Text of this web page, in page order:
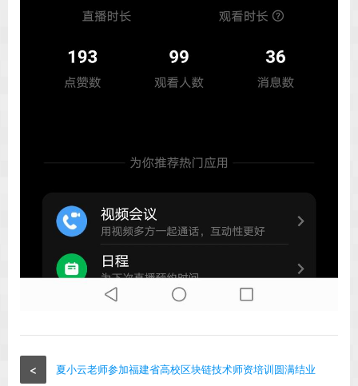
< 夏小云老师参加福建省高校区块链技术师资培训圆满结业